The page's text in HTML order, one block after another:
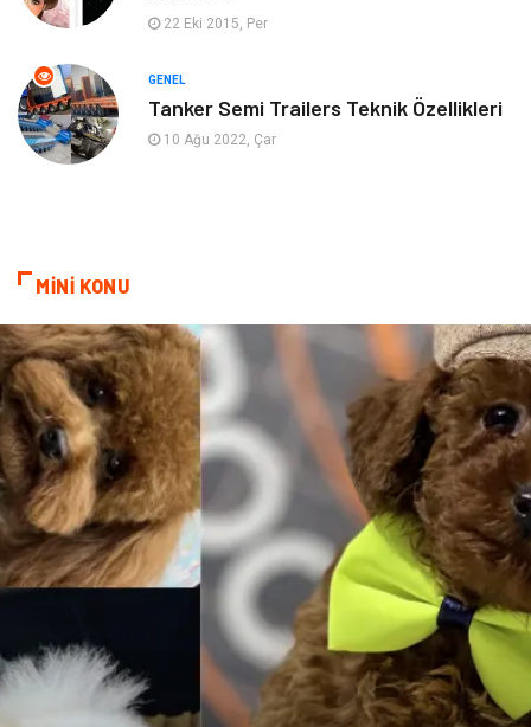
Finans
Aksesuar
Astroloji
22 Eki 2015, Per
GENEL
Tanker Semi Trailers Teknik Özellikleri
10 Ağu 2022, Çar
MİNİ KONU